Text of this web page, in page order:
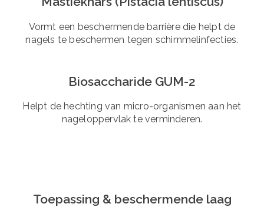
Vormt een beschermende barrière die helpt de
nagels te beschermen tegen schimmelinfecties.
Biosaccharide GUM-2
Helpt de hechting van micro-organismen aan het
nageloppervlak te verminderen.
Toepassing & beschermende laag